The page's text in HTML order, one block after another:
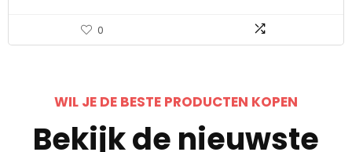
0
WIL JE DE BESTE PRODUCTEN KOPEN
Bekijk de nieuwste